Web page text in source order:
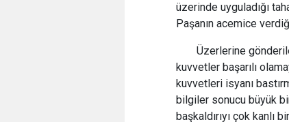
üzerinde uyguladığı
Paşanın acemice
Üzerlerine
kuvvetler başarılı
kuvvetleri isyanı
bilgiler sonucu büyük
başkaldırıyı çok kanlı